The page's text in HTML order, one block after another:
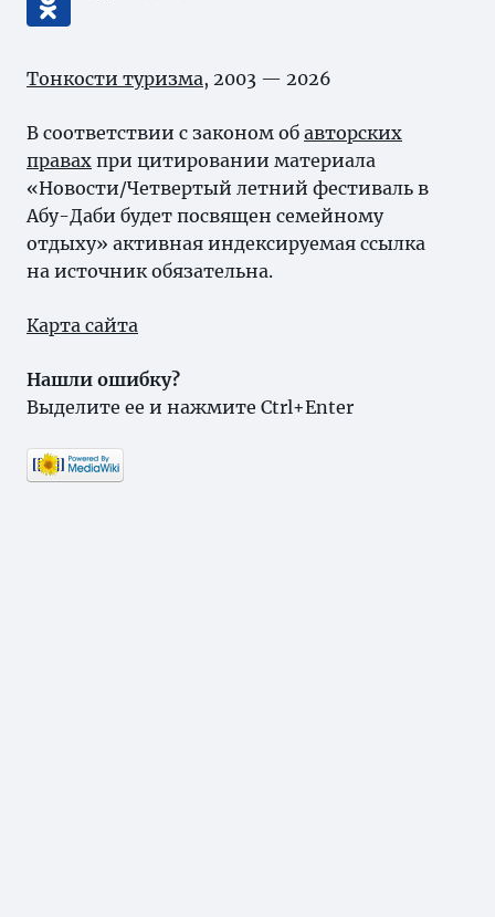
Тонкости туризма, 2003 — 2026
В соответствии с законом об авторских
правах при цитировании материала
«Новости/Четвертый летний фестиваль в
Абу-Даби будет посвящен семейному
отдыху» активная индексируемая ссылка
на источник обязательна.
Карта сайта
Нашли ошибку?
Выделите ее и нажмите Ctrl+Enter